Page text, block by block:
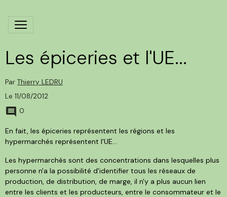
Les épiceries et l'UE...
Par Thierry LEDRU
Le 11/08/2012
0
En fait, les épiceries représentent les régions et les
hypermarchés représentent l'UE...
Les hypermarchés sont des concentrations dans lesquelles plus
personne n'a la possibilité d'identifier tous les réseaux de
production, de distribution, de marge, il n'y a plus aucun lien
entre les clients et les producteurs, entre le consommateur et le